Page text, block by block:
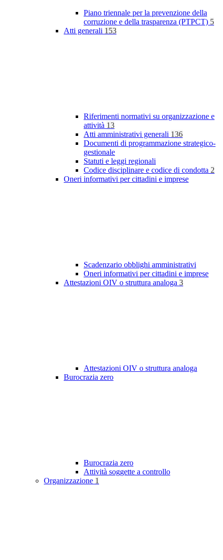
Piano triennale per la prevenzione della
corruzione e della trasparenza (PTPCT) 5
Atti generali 153
Riferimenti normativi su organizzazione e
attività 13
Atti amministrativi generali 136
Documenti di programmazione strategico-
gestionale
Statuti e leggi regionali
Codice disciplinare e codice di condotta 2
Oneri informativi per cittadini e imprese
Scadenzario obblighi amministrativi
Oneri informativi per cittadini e imprese
Attestazioni OIV o struttura analoga 3
Attestazioni OIV o struttura analoga
Burocrazia zero
Burocrazia zero
Attività soggette a controllo
Organizzazione 1